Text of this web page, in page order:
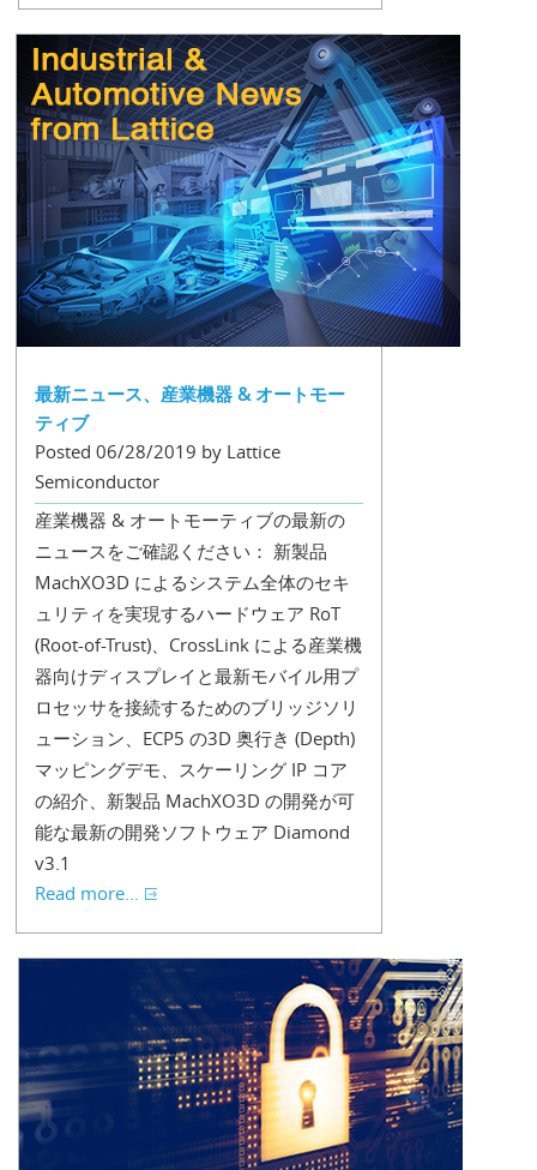
最新ニュース、産業機器 & オートモー
ティブ
Posted 06/28/2019 by Lattice
Semiconductor
産業機器 & オートモーティブの最新の
ニュースをご確認ください： 新製品
MachXO3D によるシステム全体のセキ
ュリティを実現するハードウェア RoT
(Root-of-Trust)、CrossLink による産業機
器向けディスプレイと最新モバイル用プ
ロセッサを接続するためのブリッジソリ
ューション、ECP5 の3D 奥行き (Depth)
マッピングデモ、スケーリング IP コア
の紹介、新製品 MachXO3D の開発が可
能な最新の開発ソフトウェア Diamond
v3.1
Read more...